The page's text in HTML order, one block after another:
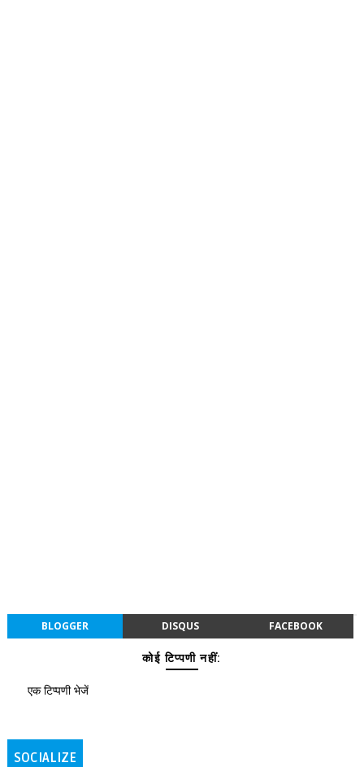
BLOGGER DISQUS FACEBOOK
कोई टिप्पणी नहीं:
एक टिप्पणी भेजें
SOCIALIZE